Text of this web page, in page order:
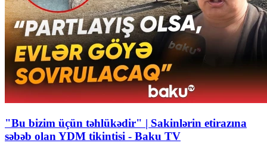
"Bu bizim üçün təhlükədir" | Sakinlərin etirazına
səbəb olan YDM tikintisi - Baku TV